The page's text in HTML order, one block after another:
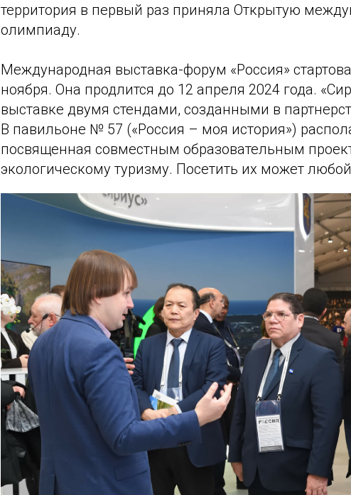
территория в первый раз приняла Открытую
олимпиаду.
Международная выставка-форум «Россия»
ноября. Она продлится до 12 апреля 2024 года.
выставке двумя стендами, созданными в
В павильоне № 57 («Россия – моя история»)
посвященная совместным образовательным
экологическому туризму. Посетить их может